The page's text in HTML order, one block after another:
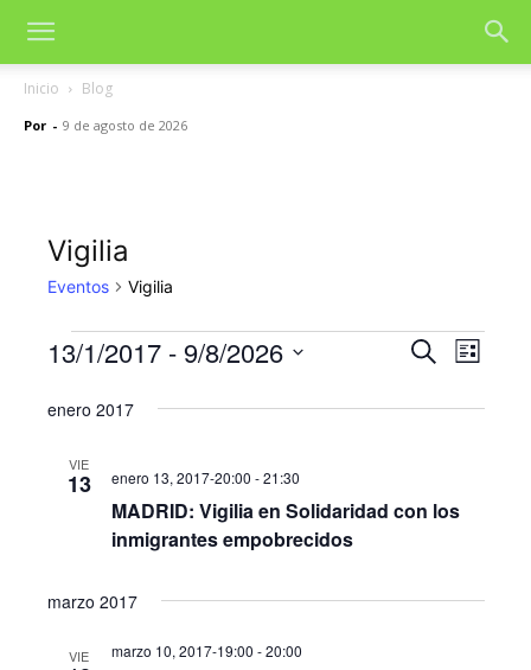
Inicio Blog
Por - 9 de agosto de 2026
Vigilia
Eventos Vigilia
Eventos
de
BuscarLista
13/1/2017 - 9/8/2026
la
enero 2017
VIE
13
MADRID: Vigilia en Solidaridad con los
inmigrantes empobrecidos
enero 13, 2017-20:00 -21:30
marzo 2017
VIE marzo 10, 2017-19:00 -20:00